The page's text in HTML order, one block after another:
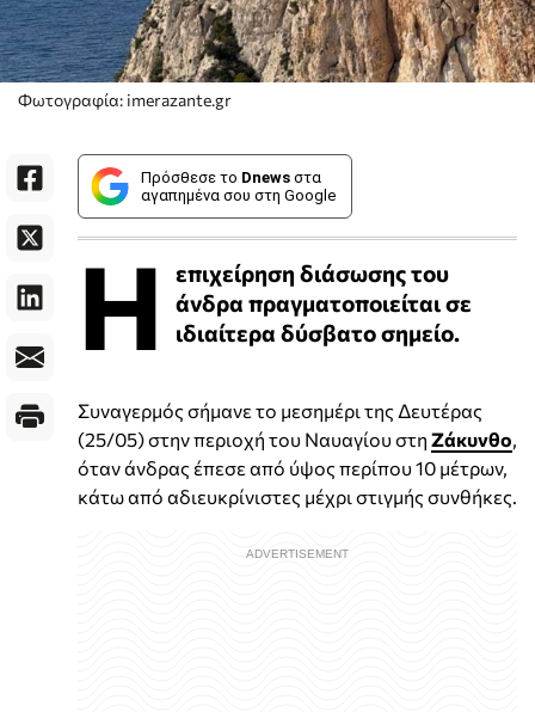
Φωτογραφία: imerazante.gr
Πρόσθεσε το Dnews στα
αγαπημένα σου στη Google
Η
επιχείρηση διάσωσης του
άνδρα πραγματοποιείται σε
ιδιαίτερα δύσβατο σημείο.
Συναγερμός σήμανε το μεσημέρι της Δευτέρας
(25/05) στην περιοχή του Ναυαγίου στη Ζάκυνθο,
όταν άνδρας έπεσε από ύψος περίπου 10 μέτρων,
κάτω από αδιευκρίνιστες μέχρι στιγμής συνθήκες.